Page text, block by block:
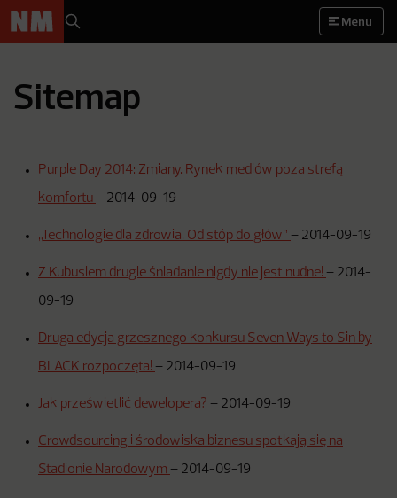
Menu
Sitemap
Purple Day 2014: Zmiany. Rynek mediów poza strefą
komfortu – 2014-09-19
„Technologie dla zdrowia. Od stóp do głów” – 2014-09-19
Z Kubusiem drugie śniadanie nigdy nie jest nudne! – 2014-
09-19
Druga edycja grzesznego konkursu Seven Ways to Sin by
BLACK rozpoczęta! – 2014-09-19
Jak prześwietlić dewelopera? – 2014-09-19
Crowdsourcing i środowiska biznesu spotkają się na
Stadionie Narodowym – 2014-09-19